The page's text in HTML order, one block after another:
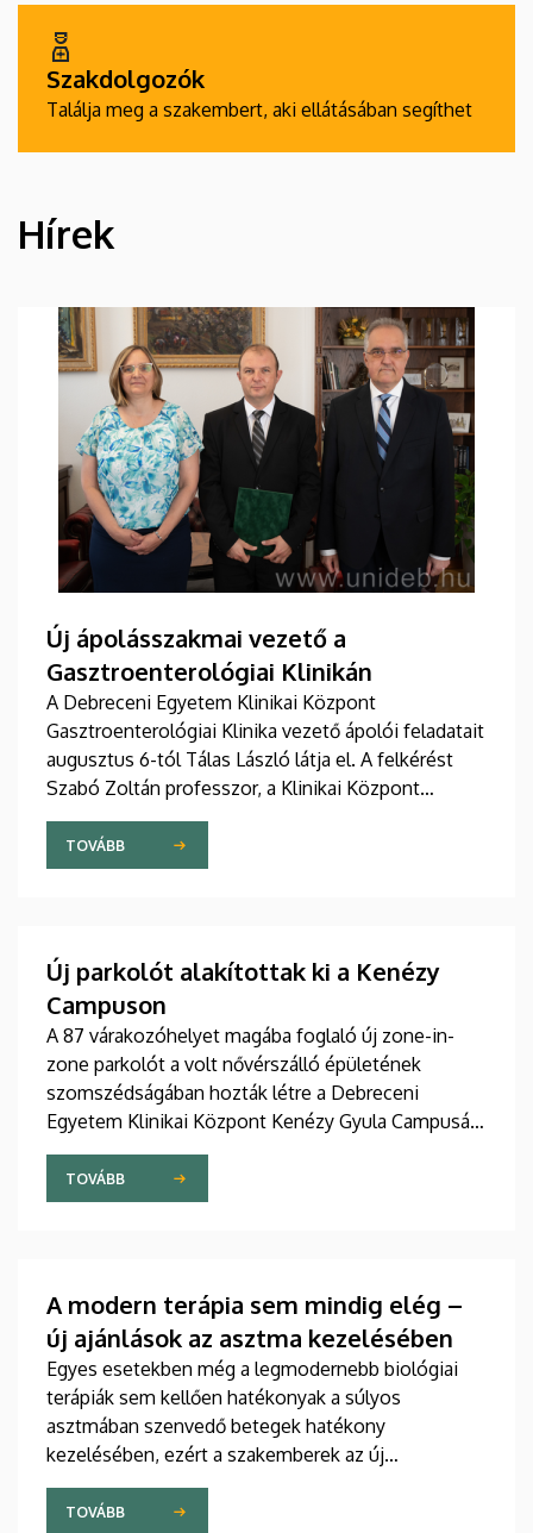
Szakdolgozók
Találja meg a szakembert, aki ellátásában segíthet
HÍREK
Hírek
Új ápolásszakmai vezető a
Gasztroenterológiai Klinikán
A Debreceni Egyetem Klinikai Központ
Gasztroenterológiai Klinika vezető ápolói feladatait
augusztus 6-tól Tálas László látja el. A felkérést
Szabó Zoltán professzor, a Klinikai Központ
elnöke, valamint Szőllősi Anna ápolási és
szakdolgozói igazgató adta át pénteken
ünnepélyes keretek között az Elnöki Hivatalban.
TOVÁBB
Új parkolót alakítottak ki a Kenézy
Campuson
A 87 várakozóhelyet magába foglaló új zone-in-
zone parkolót a volt nővérszálló épületének
szomszédságában hozták létre a Debreceni
Egyetem Klinikai Központ Kenézy Gyula Campusán.
Az új területet várhatóan augusztusban nyitják meg
a járművek előtt.
TOVÁBB
A modern terápia sem mindig elég –
új ajánlások az asztma kezelésében
Egyes esetekben még a legmodernebb biológiai
terápiák sem kellően hatékonyak a súlyos
asztmában szenvedő betegek hatékony
kezelésében, ezért a szakemberek az új
gyógyszerek kifejlesztésére irányuló kutatások
felgyorsítását sürgetik. A témában a közelmúltban
TOVÁBB